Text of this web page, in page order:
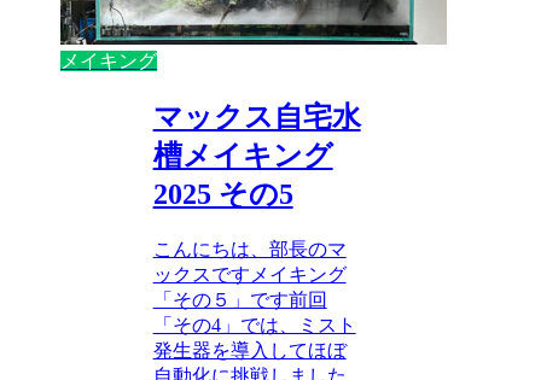
メイキング
マックス自宅水
槽メイキング
2025 その5
こんにちは、部長のマ
ックスですメイキング
「その５」です前回
「その4」では、ミスト
発生器を導入してほぼ